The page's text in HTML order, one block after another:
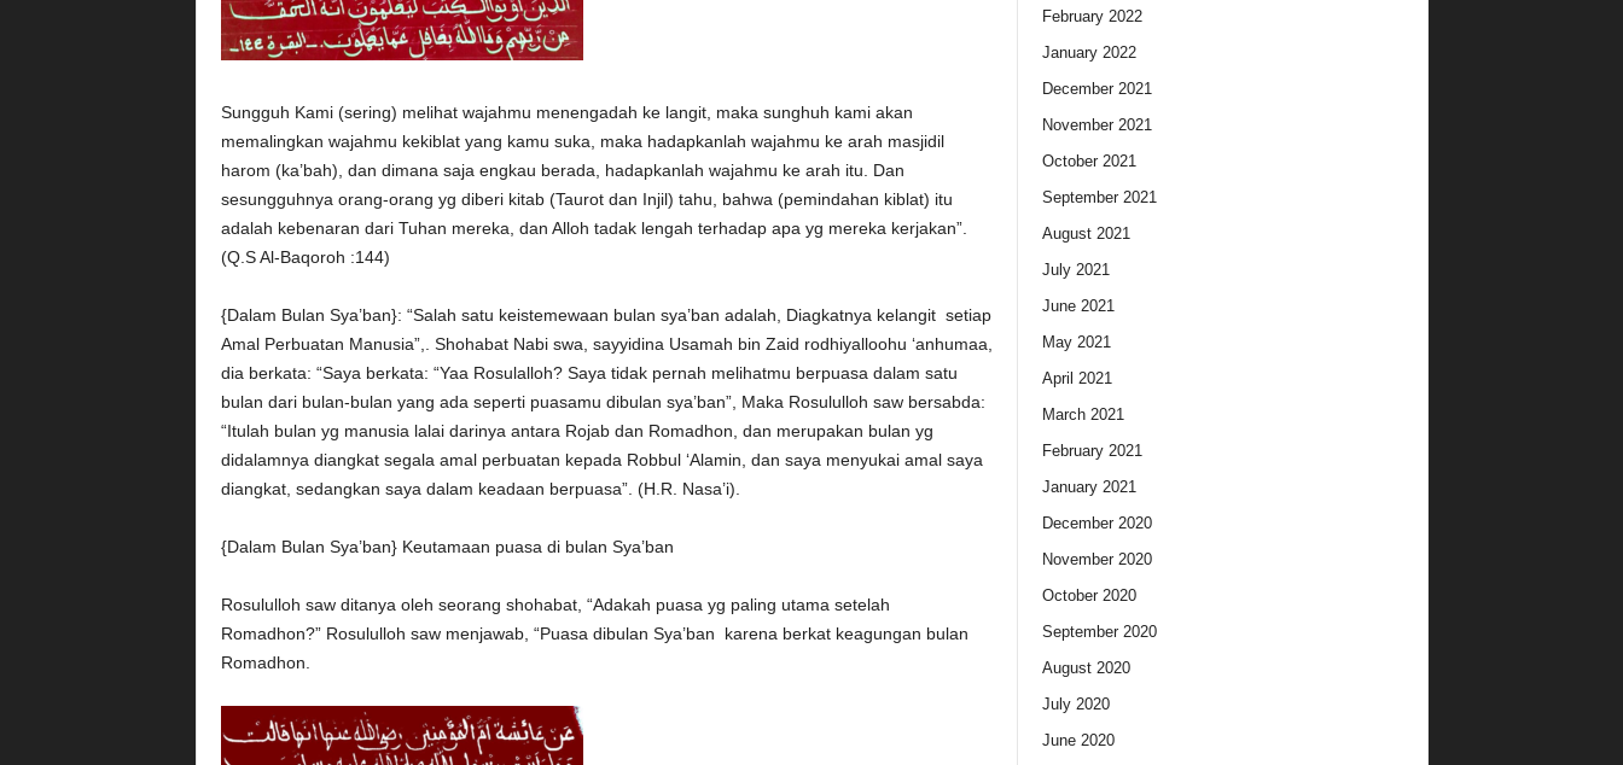
Sungguh Kami (sering) melihat wajahmu menengadah ke langit, maka sunghuh kami akan
memalingkan wajahmu kekiblat yang kamu suka, maka hadapkanlah wajahmu ke arah masjidil
harom (ka’bah), dan dimana saja engkau berada, hadapkanlah wajahmu ke arah itu. Dan
sesungguhnya orang-orang yg diberi kitab (Taurot dan Injil) tahu, bahwa (pemindahan kiblat) itu
adalah kebenaran dari Tuhan mereka, dan Alloh tadak lengah terhadap apa yg mereka kerjakan”.
(Q.S Al-Baqoroh :144)
{Dalam Bulan Sya’ban}: “Salah satu keistemewaan bulan sya’ban adalah, Diagkatnya kelangit setiap
Amal Perbuatan Manusia”,. Shohabat Nabi swa, sayyidina Usamah bin Zaid rodhiyalloohu ‘anhumaa,
dia berkata: “Saya berkata: “Yaa Rosulalloh? Saya tidak pernah melihatmu berpuasa dalam satu
bulan dari bulan-bulan yang ada seperti puasamu dibulan sya’ban”, Maka Rosululloh saw bersabda:
“Itulah bulan yg manusia lalai darinya antara Rojab dan Romadhon, dan merupakan bulan yg
didalamnya diangkat segala amal perbuatan kepada Robbul ‘Alamin, dan saya menyukai amal saya
diangkat, sedangkan saya dalam keadaan berpuasa”. (H.R. Nasa’i).
{Dalam Bulan Sya’ban} Keutamaan puasa di bulan Sya’ban
Rosululloh saw ditanya oleh seorang shohabat, “Adakah puasa yg paling utama setelah
Romadhon?” Rosululloh saw menjawab, “Puasa dibulan Sya’ban karena berkat keagungan bulan
Romadhon.
February 2022
January 2022
December 2021
November 2021
October 2021
September 2021
August 2021
July 2021
June 2021
May 2021
April 2021
March 2021
February 2021
January 2021
December 2020
November 2020
October 2020
September 2020
August 2020
July 2020
June 2020